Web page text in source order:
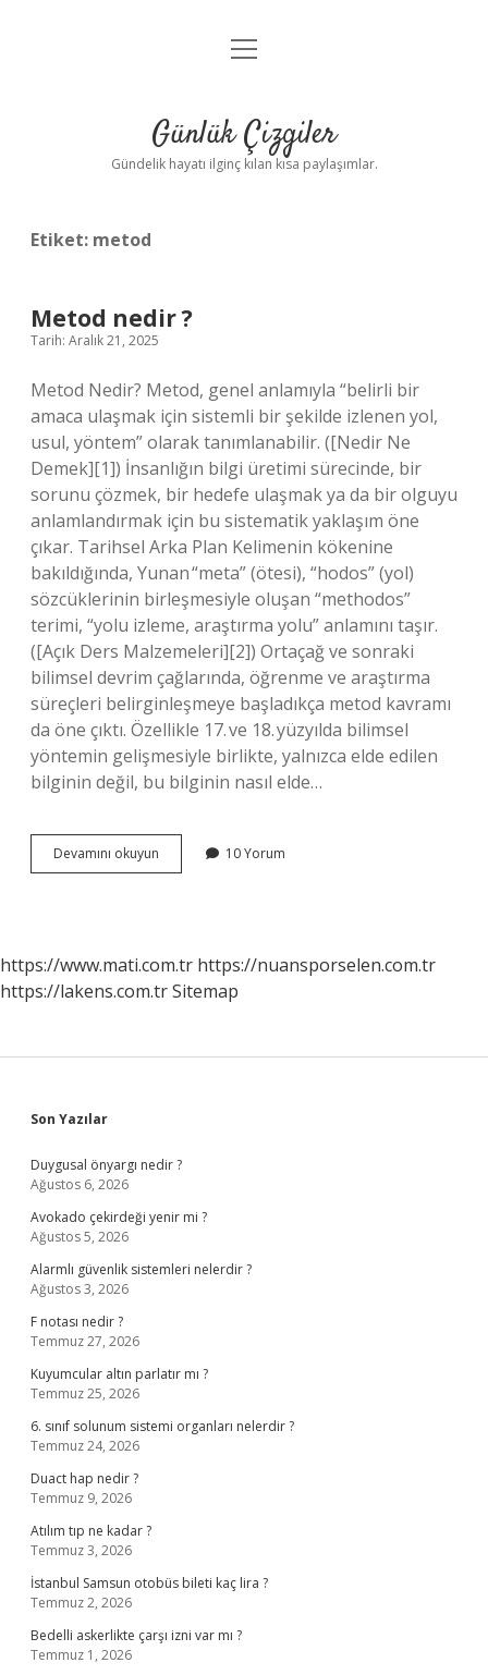
Anasayfa
Yasal Uyarı
menüyü
Günlük Çizgiler
Gündelik hayatı ilginç kılan kısa paylaşımlar.
Etiket: metod
Metod nedir ?
Tarih: Aralık 21, 2025
Metod Nedir? Metod, genel anlamıyla “belirli bir
amaca ulaşmak için sistemli bir şekilde izlenen yol,
usul, yöntem” olarak tanımlanabilir. ([Nedir Ne
Demek][1]) İnsanlığın bilgi üretimi sürecinde, bir
sorunu çözmek, bir hedefe ulaşmak ya da bir olguyu
anlamlandırmak için bu sistematik yaklaşım öne
çıkar. Tarihsel Arka Plan Kelimenin kökenine
bakıldığında, Yunan “meta” (ötesi), “hodos” (yol)
sözcüklerinin birleşmesiyle oluşan “methodos”
terimi, “yolu izleme, araştırma yolu” anlamını taşır.
([Açık Ders Malzemeleri][2]) Ortaçağ ve sonraki
bilimsel devrim çağlarında, öğrenme ve araştırma
süreçleri belirginleşmeye başladıkça metod kavramı
da öne çıktı. Özellikle 17. ve 18. yüzyılda bilimsel
yöntemin gelişmesiyle birlikte, yalnızca elde edilen
bilginin değil, bu bilginin nasıl elde…
Devamını okuyun
nedir
10 Yorum
https://www.mati.com.tr https://nuansporselen.com.tr
https://lakens.com.trSitemap
Sidebar
Son Yazılar
Duygusal önyargı nedir ?
Ağustos 6, 2026
Avokado çekirdeği yenir mi ?
Ağustos 5, 2026
Alarmlı güvenlik sistemleri nelerdir ?
Ağustos 3, 2026
F notası nedir ?
Temmuz 27, 2026
Kuyumcular altın parlatır mı ?
Temmuz 25, 2026
6. sınıf solunum sistemi organları nelerdir ?
Temmuz 24, 2026
Duact hap nedir ?
Temmuz 9, 2026
Atılım tıp ne kadar ?
Temmuz 3, 2026
İstanbul Samsun otobüs bileti kaç lira ?
Temmuz 2, 2026
Bedelli askerlikte çarşı izni var mı ?
Temmuz 1, 2026